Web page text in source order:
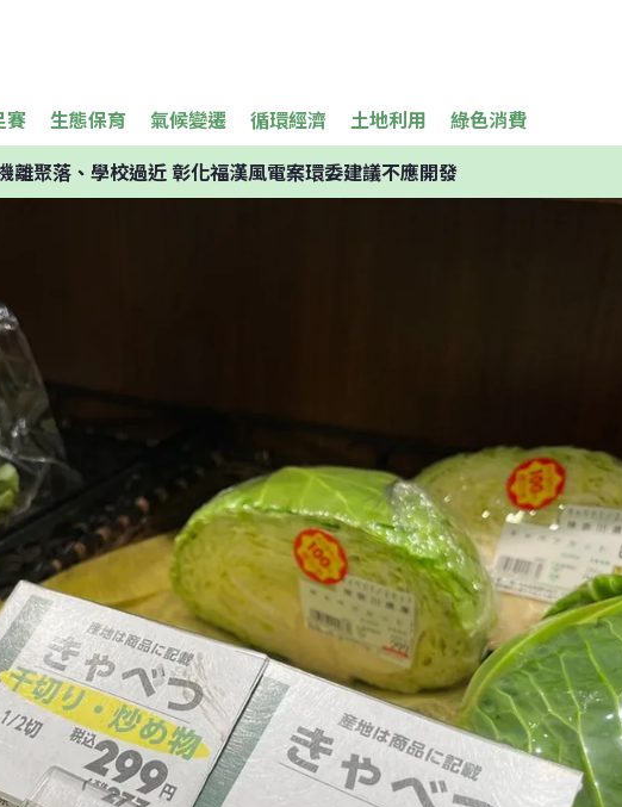
賽 生態保育 氣候變遷 循環經濟 土地利用 綠色消費
離聚落、學校過近 彰化福漢風電案環委建議不應開發